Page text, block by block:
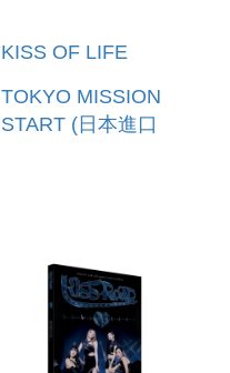
KISS OF LIFE
TOKYO MISSION
START (日本進口